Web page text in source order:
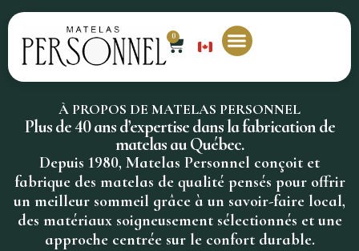
EN
0
À PROPOS DE MATELAS PERSONNEL
Plus de 40 ans d’expertise dans la fabrication de
matelas au Québec.
Depuis 1980, Matelas Personnel conçoit et
fabrique des matelas de qualité pensés pour offrir
un meilleur sommeil grâce à un savoir-faire local,
des matériaux soigneusement sélectionnés et une
approche centrée sur le confort durable.